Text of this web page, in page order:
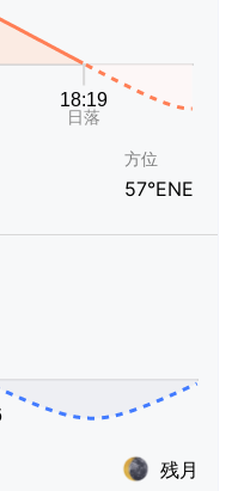
方位
57°ENE
残月